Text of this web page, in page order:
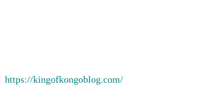
https://kingofkongoblog.com/